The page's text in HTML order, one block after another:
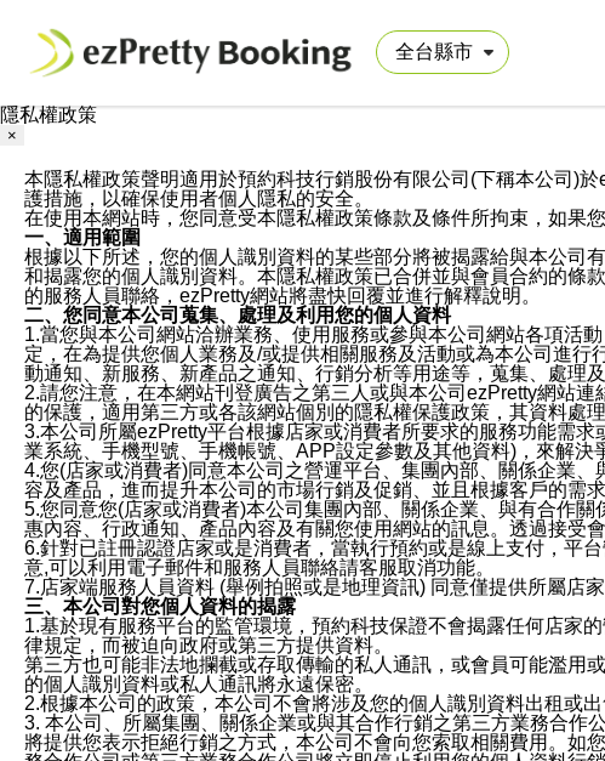
隱私權政策
×
本隱私權政策聲明適用於預約科技行銷股份有限公司(下稱本公司)
護措施，以確保使用者個人隱私的安全。
在使用本網站時，您同意受本隱私權政策條款及條件所拘束，如果
一、適用範圍
根據以下所述，您的個人識別資料的某些部分將被揭露給與本公司
和揭露您的個人識別資料。本隱私權政策已合併並與會員合約的條
的服務人員聯絡，ezPretty網站將盡快回覆並進行解釋說明。
二、您同意本公司蒐集、處理及利用您的個人資料
1.當您與本公司網站洽辦業務、使用服務或參與本公司網站各項活
定，在為提供您個人業務及/或提供相關服務及活動或為本公司進
動通知、新服務、新產品之通知、行銷分析等用途等，蒐集、處理
2.請您注意，在本網站刊登廣告之第三人或與本公司ezPretty網站
的保護，適用第三方或各該網站個別的隱私權保護政策，其資料處
3.本公司所屬ezPretty平台根據店家或消費者所要求的服務功能需
業系統、手機型號、手機帳號、APP設定參數及其他資料)，來解
4.您(店家或消費者)同意本公司之營運平台、集團內部、關係企業
容及產品，進而提升本公司的市場行銷及促銷、並且根據客戶的需
5.您同意您(店家或消費者)本公司集團內部、關係企業、與有合作
惠內容、行政通知、產品內容及有關您使用網站的訊息。透過接受
6.針對已註冊認證店家或是消費者，當執行預約或是線上支付，平
意,可以利用電子郵件和服務人員聯絡請客服取消功能。
7.店家端服務人員資料 (舉例拍照或是地理資訊) 同意僅提供所屬店
三、本公司對您個人資料的揭露
1.基於現有服務平台的監管環境，預約科技保證不會揭露任何店家
律規定，而被迫向政府或第三方提供資料。
第三方也可能非法地攔截或存取傳輸的私人通訊，或會員可能濫用
的個人識別資料或私人通訊將永遠保密。
2.根據本公司的政策，本公司不會將涉及您的個人識別資料出租或出
3. 本公司、所屬集團、關係企業或與其合作行銷之第三方業務合作
將提供您表示拒絕行銷之方式，本公司不會向您索取相關費用。如